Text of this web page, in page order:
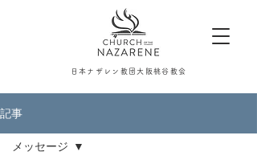
日本ナザレン教団大阪桃谷教会
記事
メッセージ